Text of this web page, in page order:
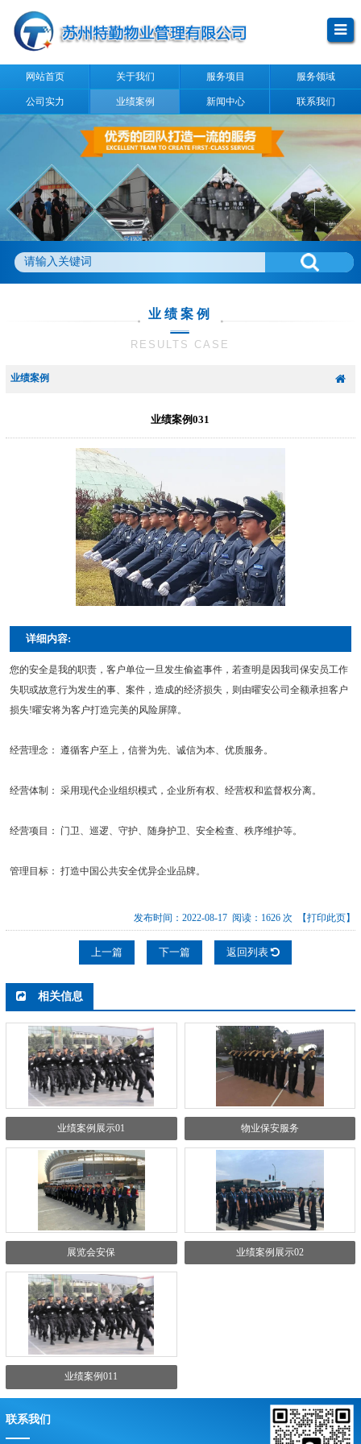
网站首页 关于我们 服务项目 服务领域
公司实力 业绩案例 新闻中心 联系我们
业绩案例
RESULTS CASE
业绩案例
业绩案例031
详细内容:
您的安全是我的职责，客户单位一旦发生偷盗事件，若查明是因我司保安员工作
失职或故意行为发生的事、案件，造成的经济损失，则由曜安公司全额承担客户
损失!曜安将为客户打造完美的风险屏障。
经营理念： 遵循客户至上，信誉为先、诚信为本、优质服务。
经营体制： 采用现代企业组织模式，企业所有权、经营权和监督权分离。
经营项目： 门卫、巡逻、守护、随身护卫、安全检查、秩序维护等。
管理目标： 打造中国公共安全优异企业品牌。
发布时间：2022-08-17 阅读：1626 次 【打印此页】
上一篇 下一篇 返回列表
相关信息
业绩案例展示01 物业保安服务
展览会安保 业绩案例展示02
业绩案例011
联系我们